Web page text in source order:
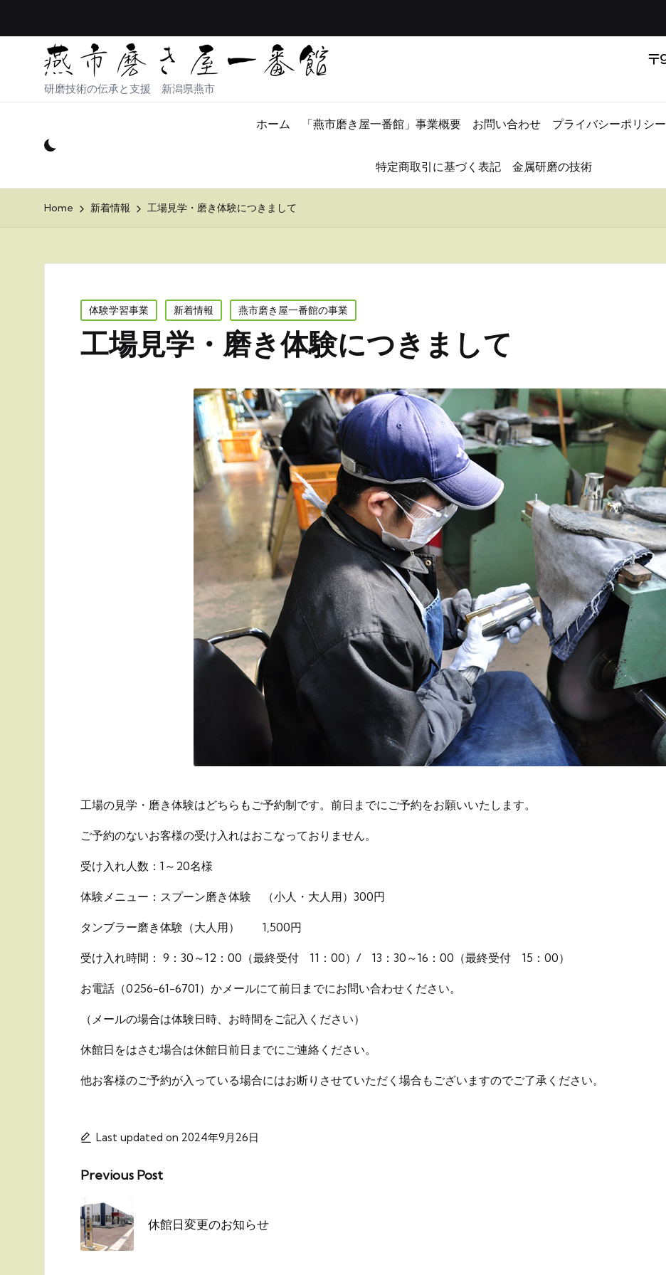
研磨技術の伝承と支援 新潟県燕市
ホーム 「燕市磨き屋一番館」事業概要 お問い合わせ プライバシーポリシー
特定商取引に基づく表記 金属研磨の技術
Home 新着情報 工場見学・磨き体験につきまして
Posted
in
体験学習事業 新着情報 燕市磨き屋一番館の事業
工場見学・磨き体験につきまして
工場の見学・磨き体験はどちらもご予約制です。前日までにご予約をお願いいたします。
ご予約のないお客様の受け入れはおこなっておりません。
受け入れ人数：1～20名様
体験メニュー：スプーン磨き体験 （小人・大人用）300円
タンブラー磨き体験（大人用） 1,500円
受け入れ時間： 9：30～12：00（最終受付 11：00）/ 13：30～16：00（最終受付 15：00）
お電話（0256-61-6701）かメールにて前日までにお問い合わせください。
（メールの場合は体験日時、お時間をご記入ください）
休館日をはさむ場合は休館日前日までにご連絡ください。
他お客様のご予約が入っている場合にはお断りさせていただく場合もございますのでご了承ください。
Last updated on 2024年9月26日
Post
navigation
Previous Post
休館日変更のお知らせ